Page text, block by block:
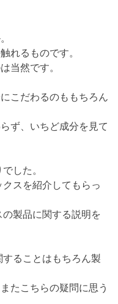
れるものです。
当然です。
こだわるのももちろん
ず、いちど成分を見て
した。
スを紹介してもらっ
製品に関する説明を
ることはもちろん製
たこちらの疑問に思う